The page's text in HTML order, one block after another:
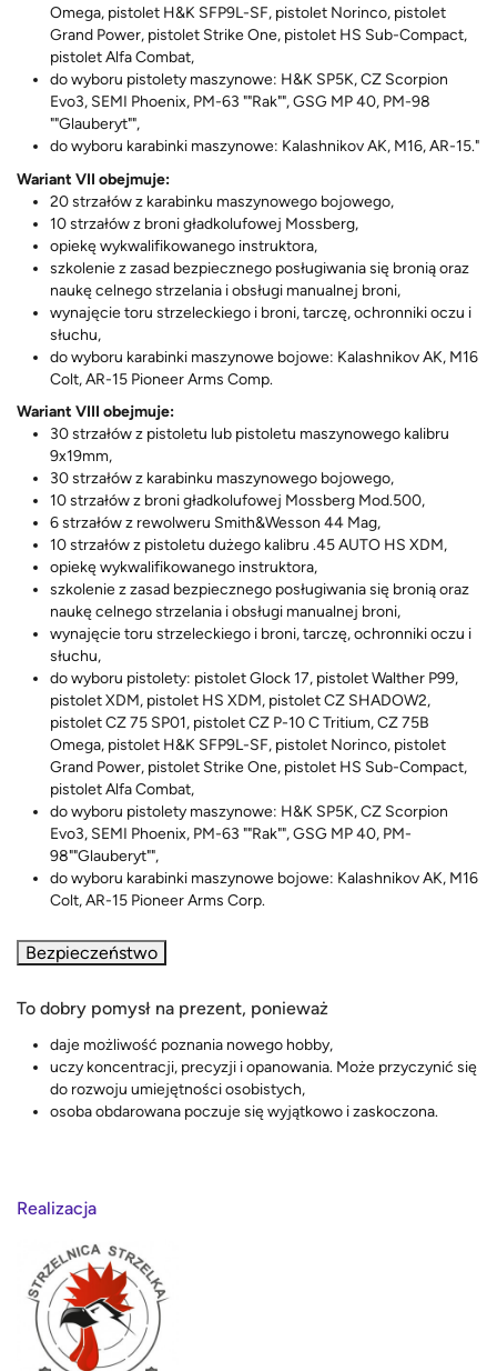
Omega, pistolet H&K SFP9L-SF, pistolet Norinco, pistolet
Grand Power, pistolet Strike One, pistolet HS Sub-Compact,
pistolet Alfa Combat,
do wyboru pistolety maszynowe: H&K SP5K, CZ Scorpion
Evo3, SEMI Phoenix, PM-63 ""Rak"", GSG MP 40, PM-98
""Glauberyt"",
do wyboru karabinki maszynowe: Kalashnikov AK, M16, AR-15."
Wariant VII obejmuje:
20 strzałów z karabinku maszynowego bojowego,
10 strzałów z broni gładkolufowej Mossberg,
opiekę wykwalifikowanego instruktora,
szkolenie z zasad bezpiecznego posługiwania się bronią oraz
naukę celnego strzelania i obsługi manualnej broni,
wynajęcie toru strzeleckiego i broni, tarczę, ochronniki oczu i
słuchu,
do wyboru karabinki maszynowe bojowe: Kalashnikov AK, M16
Colt, AR-15 Pioneer Arms Comp.
Wariant VIII obejmuje:
30 strzałów z pistoletu lub pistoletu maszynowego kalibru
9x19mm,
30 strzałów z karabinku maszynowego bojowego,
10 strzałów z broni gładkolufowej Mossberg Mod.500,
6 strzałów z rewolweru Smith&Wesson 44 Mag,
10 strzałów z pistoletu dużego kalibru .45 AUTO HS XDM,
opiekę wykwalifikowanego instruktora,
szkolenie z zasad bezpiecznego posługiwania się bronią oraz
naukę celnego strzelania i obsługi manualnej broni,
wynajęcie toru strzeleckiego i broni, tarczę, ochronniki oczu i
słuchu,
do wyboru pistolety: pistolet Glock 17, pistolet Walther P99,
pistolet XDM, pistolet HS XDM, pistolet CZ SHADOW2,
pistolet CZ 75 SP01, pistolet CZ P-10 C Tritium, CZ 75B
Omega, pistolet H&K SFP9L-SF, pistolet Norinco, pistolet
Grand Power, pistolet Strike One, pistolet HS Sub-Compact,
pistolet Alfa Combat,
do wyboru pistolety maszynowe: H&K SP5K, CZ Scorpion
Evo3, SEMI Phoenix, PM-63 ""Rak"", GSG MP 40, PM-
98""Glauberyt"",
do wyboru karabinki maszynowe bojowe: Kalashnikov AK, M16
Colt, AR-15 Pioneer Arms Corp.
Bezpieczeństwo
To dobry pomysł na prezent, ponieważ
daje możliwość poznania nowego hobby,
uczy koncentracji, precyzji i opanowania. Może przyczynić się
do rozwoju umiejętności osobistych,
osoba obdarowana poczuje się wyjątkowo i zaskoczona.
Realizacja